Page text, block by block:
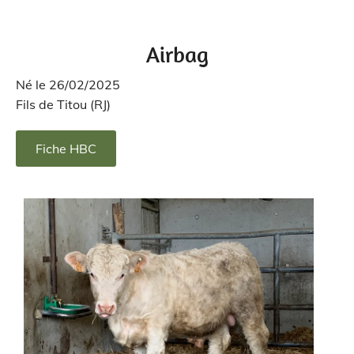
Airbag
Né le 26/02/2025
Fils de Titou (RJ)
Fiche HBC